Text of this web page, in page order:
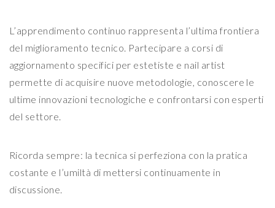
L’apprendimento continuo rappresenta l’ultima frontiera
del miglioramento tecnico. Partecipare a corsi di
aggiornamento specifici per estetiste e nail artist
permette di acquisire nuove metodologie, conoscere le
ultime innovazioni tecnologiche e confrontarsi con esperti
del settore.
Ricorda sempre: la tecnica si perfeziona con la pratica
costante e l’umiltà di mettersi continuamente in
discussione.